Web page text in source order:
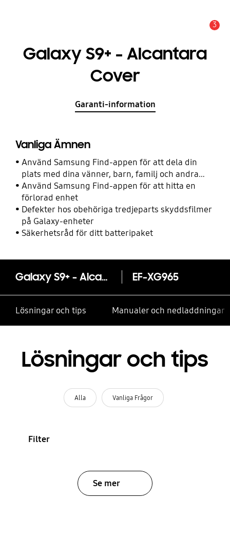
3
Galaxy S9+ - Alcantara
Cover
Garanti-information
Vanliga Ämnen
Använd Samsung Find-appen för att dela din
plats med dina vänner, barn, familj och andra
kontakter
Använd Samsung Find-appen för att hitta en
förlorad enhet
Defekter hos obehöriga tredjeparts skyddsfilmer
på Galaxy-enheter
Säkerhetsråd för ditt batteripaket
Galaxy S9+ - Alcantara Cover EF-XG965
Lösningar och tips Manualer och nedladdningar
Lösningar och tips
Alla Vanliga Frågor
Filter
Se mer